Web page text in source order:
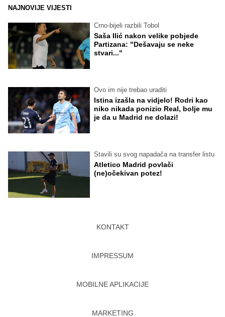
NAJNOVIJE VIJESTI
Crno-bijeli razbili Tobol
Saša Ilić nakon velike pobjede
Partizana: "Dešavaju se neke
stvari..."
Ovo im nije trebao uraditi
Istina izašla na vidjelo! Rodri kao
niko nikada ponizio Real, bolje mu
je da u Madrid ne dolazi!
Stavili su svog napadača na transfer listu
Atletico Madrid povlači
(ne)očekivan potez!
KONTAKT
IMPRESSUM
MOBILNE APLIKACIJE
MARKETING